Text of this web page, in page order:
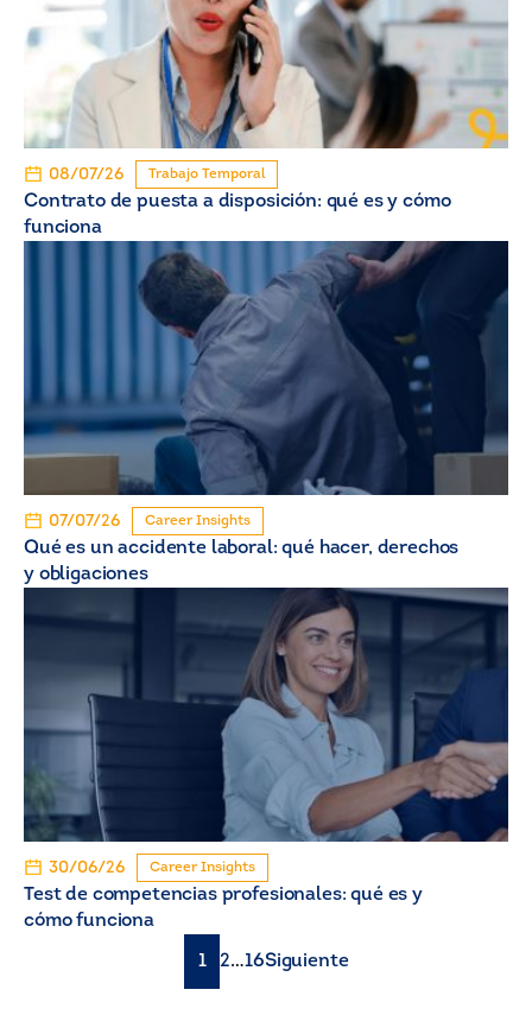
08/07/26 Trabajo Temporal
Contrato de puesta a disposición: qué es y cómo
funciona
07/07/26 Career Insights
Qué es un accidente laboral: qué hacer, derechos
y obligaciones
30/06/26 Career Insights
Test de competencias profesionales: qué es y
cómo funciona
Paginación
1 2…16Siguiente